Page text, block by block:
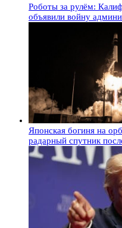
Роботы за рулём:
объявили войну
Японская богиня на
радарный спутник